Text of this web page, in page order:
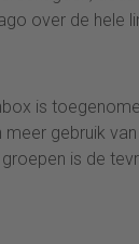
over de hele
is
gebruik
is de